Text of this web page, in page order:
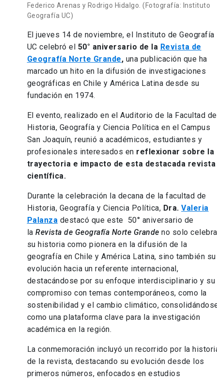
Federico Arenas y Rodrigo Hidalgo. (Fotografía: Instituto
Geografía UC)
El jueves 14 de noviembre, el Instituto de Geografía
UC celebró el 50° aniversario de la Revista de
Geografía Norte Grande, una publicación que ha
marcado un hito en la difusión de investigaciones
geográficas en Chile y América Latina desde su
fundación en 1974.
El evento, realizado en el Auditorio de la Facultad de
Historia, Geografía y Ciencia Política en el Campus
San Joaquín, reunió a académicos, estudiantes y
profesionales interesados en reflexionar sobre la
trayectoria e impacto de esta destacada revista
científica.
Durante la celebración la decana de la facultad de
Historia, Geografía y Ciencia Política, Dra.Valeria
Palanza destacó que este 50° aniversario de
laRevista de Geografía Norte Grande no solo celebra
su historia como pionera en la difusión de la
geografía en Chile y América Latina, sino también su
evolución hacia un referente internacional,
destacándose por su enfoque interdisciplinario y su
compromiso con temas contemporáneos, como la
sostenibilidad y el cambio climático,
como una plataforma clave para la investigación
académica en la región.
La conmemoración incluyó un recorrido por la
de la revista, destacando su evolución desde los
primeros números, enfocados en estudios